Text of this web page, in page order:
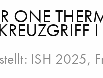
ONE
ISH 2025,